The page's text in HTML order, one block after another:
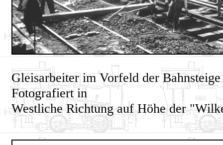
Gleisarbeiter im Vorfeld der Bahnsteige
Fotografiert in
Westliche Richtung auf Höhe der